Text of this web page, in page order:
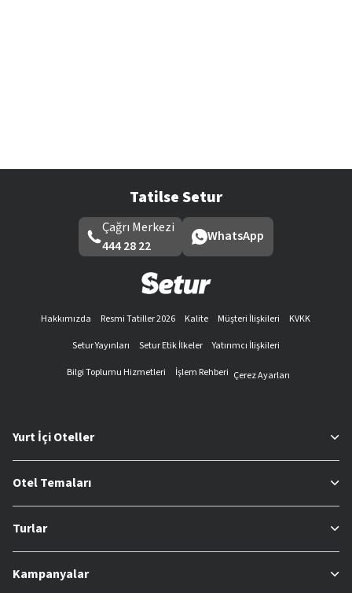
Tatilse Setur
Çağrı Merkezi
444 28 22
WhatsApp
Hakkımızda Resmi Tatiller 2026 Kalite Müşteri İlişkileri
KVKK
Setur Yayınları
Setur Etik İlkeler
Yatırımcı İlişkileri
Bilgi Toplumu Hizmetleri
İşlem Rehberi Çerez Ayarları
Yurt İçi Oteller
Otel Temaları
Turlar
Kampanyalar